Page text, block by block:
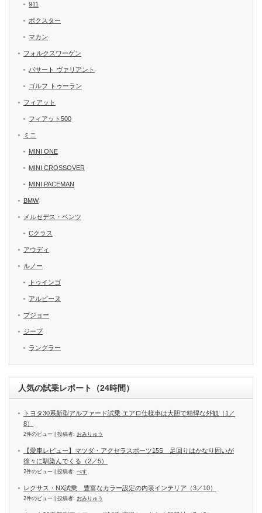
911
ボクスター
マカン
フォルクスワーゲン
パサート ヴァリアント
ゴルフ トゥーラン
フィアット
フィアット500
ミニ
MINI ONE
MINI CROSSOVER
MINI PACEMAN
BMW
メルセデス・ベンツ
Cクラス
アウディ
ルノー
トゥインゴ
アルピーヌ
プジョー
ジープ
ラングラー
人気の試乗レポート（24時間）
トヨタ30系新型アルファード試乗 エアロ仕様車は大胆で精悍な外観（1／
8）
2件のビュー 投稿者: おみりゅう
【愛車レビュー】マツダ・アクセラスポーツ15S 足回りはかなり固いが
徐々に馴染んでくる（2／5）
2件のビュー 投稿者: べす
レクサス・NX試乗 豊富なカラー設定の内装インテリア（3／10）
2件のビュー 投稿者: おみりゅう